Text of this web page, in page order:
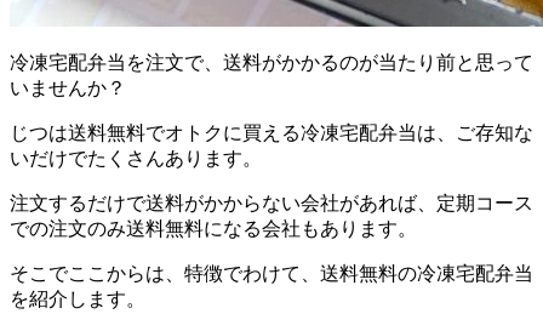
冷凍宅配弁当を注文で、送料がかかるのが当たり前と思って
いませんか？
じつは送料無料でオトクに買える冷凍宅配弁当は、ご存知な
いだけでたくさんあります。
注文するだけで送料がかからない会社があれば、定期コース
での注文のみ送料無料になる会社もあります。
そこでここからは、特徴でわけて、送料無料の冷凍宅配弁当
を紹介します。